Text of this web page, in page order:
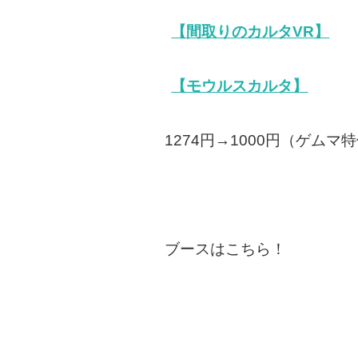
【間取りのカルタVR】
【モウルスカルタ】
1274円→1000円（ゲムマ特
ブースはこちら！